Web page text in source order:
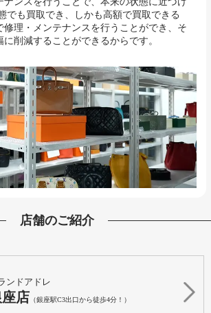
でも買取でき、しかも高額で買取できる
修理・メンテナンスを行うことができ、そ
削減することができるからです。
店舗のご紹介
ンドアドレ
店 （銀座駅C3出口から徒歩4分！）